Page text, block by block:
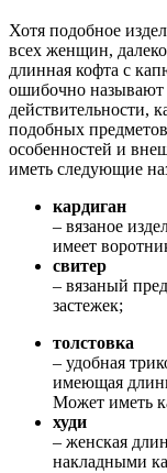
Хотя подобное
всех женщин,
длинная кофта с
ошибочно называют
действительности,
подобных
особенностей и
иметь следующие
кардиган
– вязаное
имеет
свитер
– вязаный
застежек;
толстовка
– удобная
имеющая
Может иметь
худи
– женская
накладными